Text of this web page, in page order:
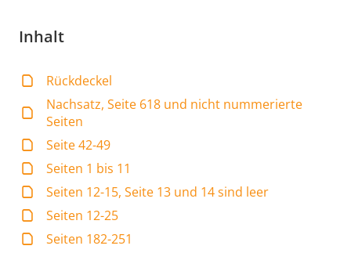
Inhalt
Rückdeckel
Nachsatz, Seite 618 und nicht nummerierte
Seiten
Seite 42-49
Seiten 1 bis 11
Seiten 12-15, Seite 13 und 14 sind leer
Seiten 12-25
Seiten 182-251